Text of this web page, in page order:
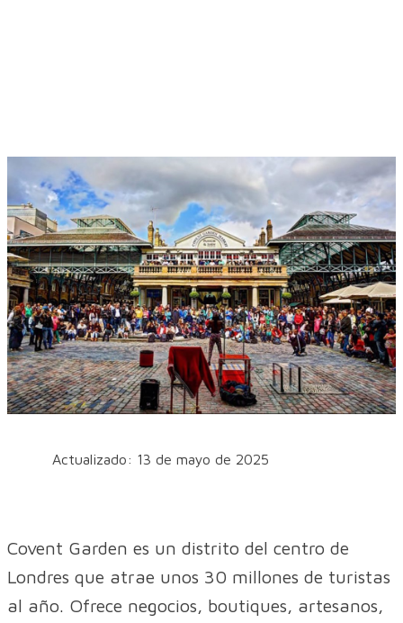
Actualizado: 13 de mayo de 2025
Covent Garden es un distrito del centro de
Londres que atrae unos 30 millones de turistas
al año. Ofrece negocios, boutiques, artesanos,